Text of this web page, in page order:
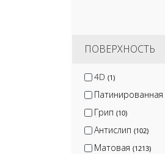
ПОВЕРХНОСТЬ
4D (1)
Патинированная
Грип (10)
Антислип (102)
Матовая (1213)